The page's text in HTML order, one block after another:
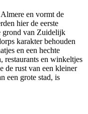
en vormt de
hier de eerste
grond van Zuidelijk
karakter behouden
en een hechte
restaurants en winkeltjes
de rust van een kleiner
een grote stad, is